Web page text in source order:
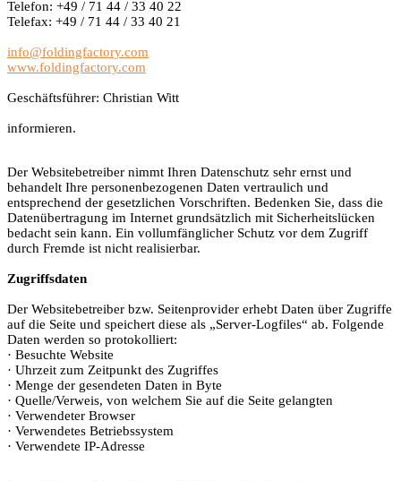
Telefon: +49 / 71 44 / 33 40 22
Telefax: +49 / 71 44 / 33 40 21
info@foldingfactory.com
www.foldingfactory.com
Geschäftsführer: Christian Witt
informieren.
Der Websitebetreiber nimmt Ihren Datenschutz sehr ernst und
behandelt Ihre personenbezogenen Daten vertraulich und
entsprechend der gesetzlichen Vorschriften. Bedenken Sie, dass die
Datenübertragung im Internet grundsätzlich mit Sicherheitslücken
bedacht sein kann. Ein vollumfänglicher Schutz vor dem Zugriff
durch Fremde ist nicht realisierbar.
Zugriffsdaten
Der Websitebetreiber bzw. Seitenprovider erhebt Daten über Zugriffe
auf die Seite und speichert diese als „Server-Logfiles“ ab. Folgende
Daten werden so protokolliert:
· Besuchte Website
· Uhrzeit zum Zeitpunkt des Zugriffes
· Menge der gesendeten Daten in Byte
· Quelle/Verweis, von welchem Sie auf die Seite gelangten
· Verwendeter Browser
· Verwendetes Betriebssystem
· Verwendete IP-Adresse